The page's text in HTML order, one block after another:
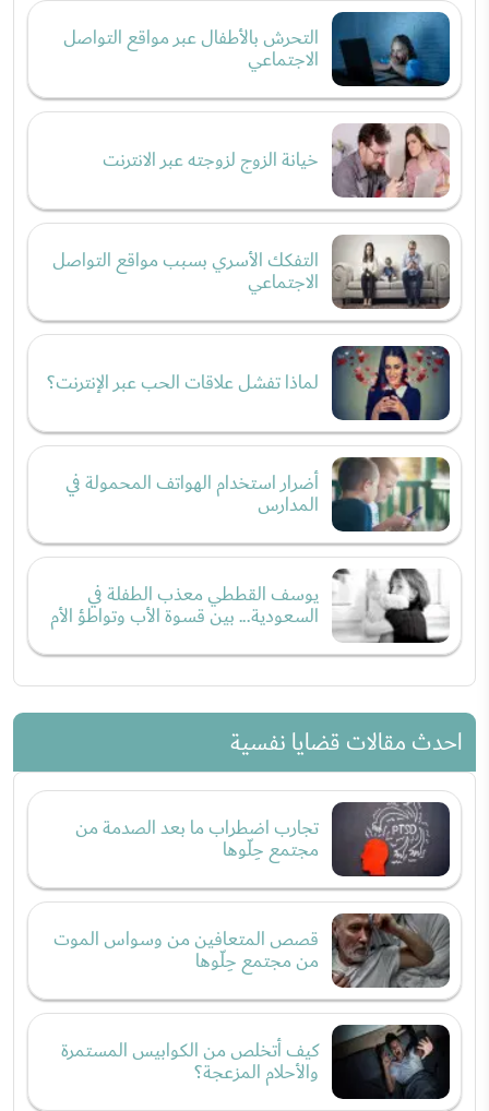
التحرش بالأطفال عبر مواقع التواصل
الاجتماعي
خيانة الزوج لزوجته عبر الانترنت
التفكك الأسري بسبب مواقع التواصل
الاجتماعي
لماذا تفشل علاقات الحب عبر الإنترنت؟
أضرار استخدام الهواتف المحمولة في
المدارس
يوسف القططي معذب الطفلة في
السعودية... بين قسوة الأب وتواطؤ الأم
احدث مقالات قضايا نفسية
تجارب اضطراب ما بعد الصدمة من
مجتمع حِلّوها
قصص المتعافين من وسواس الموت
من مجتمع حِلّوها
كيف أتخلص من الكوابيس المستمرة
والأحلام المزعجة؟